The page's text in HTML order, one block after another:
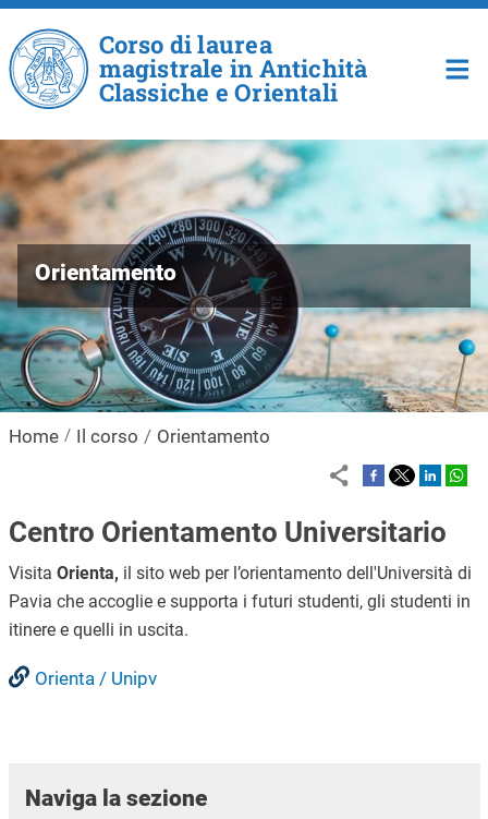
Salta al contenuto principale
Corso di laurea
magistrale in Antichità
Classiche e Orientali
Orientamento
Home Il corso Orientamento
Centro Orientamento Universitario
Visita Orienta, il sito web per l’orientamento dell'Università di
Pavia che accoglie e supporta i futuri studenti, gli studenti in
itinere e quelli in uscita.
Orienta / Unipv
Naviga la sezione